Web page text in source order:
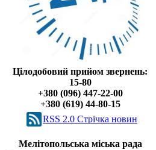
Цілодобовий прийом звернень:
15-80
+380 (096) 447-22-00
+380 (619) 44-80-15
RSS 2.0 Cтрічка новин
Мелітопольська міська рада